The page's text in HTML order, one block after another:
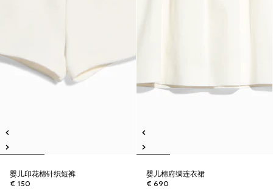
婴儿印花棉针织短裤
€ 150
婴儿棉府绸连衣裙
€ 690